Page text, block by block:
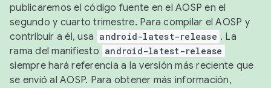
publicaremos el código fuente en el AOSP en el
segundo y cuarto trimestre. Para compilar el AOSP y
contribuir a él, usa android-latest-release . La
rama del manifiesto android-latest-release
siempre hará referencia a la versión más reciente que
se envió al AOSP. Para obtener más información,